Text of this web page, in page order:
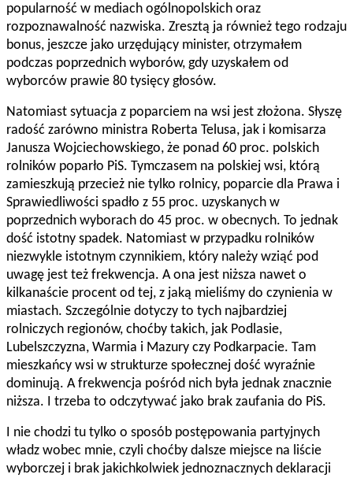
popularność w mediach ogólnopolskich oraz
rozpoznawalność nazwiska. Zresztą ja również tego rodzaju
bonus, jeszcze jako urzędujący minister, otrzymałem
podczas poprzednich wyborów, gdy uzyskałem od
wyborców prawie 80 tysięcy głosów.
Natomiast sytuacja z poparciem na wsi jest złożona. Słyszę
radość zarówno ministra Roberta Telusa, jak i komisarza
Janusza Wojciechowskiego, że ponad 60 proc. polskich
rolników poparło PiS. Tymczasem na polskiej wsi, którą
zamieszkują przecież nie tylko rolnicy, poparcie dla Prawa i
Sprawiedliwości spadło z 55 proc. uzyskanych w
poprzednich wyborach do 45 proc. w obecnych. To jednak
dość istotny spadek. Natomiast w przypadku rolników
niezwykle istotnym czynnikiem, który należy wziąć pod
uwagę jest też frekwencja. A ona jest niższa nawet o
kilkanaście procent od tej, z jaką mieliśmy do czynienia w
miastach. Szczególnie dotyczy to tych najbardziej
rolniczych regionów, choćby takich, jak Podlasie,
Lubelszczyzna, Warmia i Mazury czy Podkarpacie. Tam
mieszkańcy wsi w strukturze społecznej dość wyraźnie
dominują. A frekwencja pośród nich była jednak znacznie
niższa. I trzeba to odczytywać jako brak zaufania do PiS.
I nie chodzi tu tylko o sposób postępowania partyjnych
władz wobec mnie, czyli choćby dalsze miejsce na liście
wyborczej i brak jakichkolwiek jednoznacznych deklaracji